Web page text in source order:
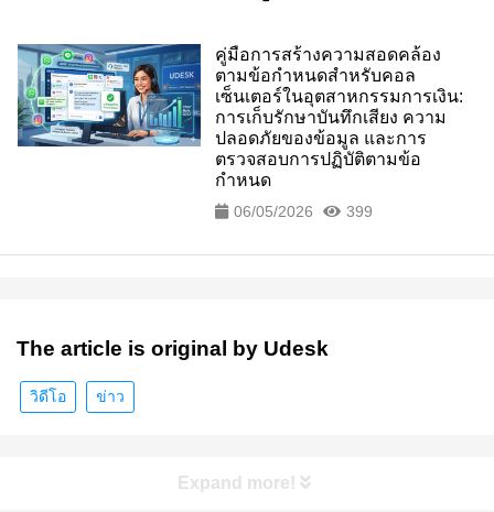
คู่มือการสร้างความสอดคล้อง
ตามข้อกำหนดสำหรับคอล
เซ็นเตอร์ในอุตสาหกรรมการเงิน:
การเก็บรักษาบันทึกเสียง ความ
ปลอดภัยของข้อมูล และการ
ตรวจสอบการปฏิบัติตามข้อ
กำหนด
06/05/2026 399
The article is original by Udesk
วิดีโอ ข่าว
Expand more!